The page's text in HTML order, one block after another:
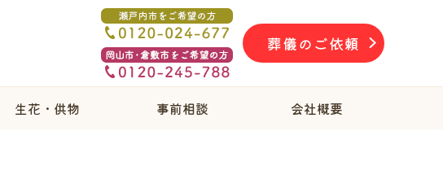
葬儀のご依頼
生花・供物 事前相談 会社概要